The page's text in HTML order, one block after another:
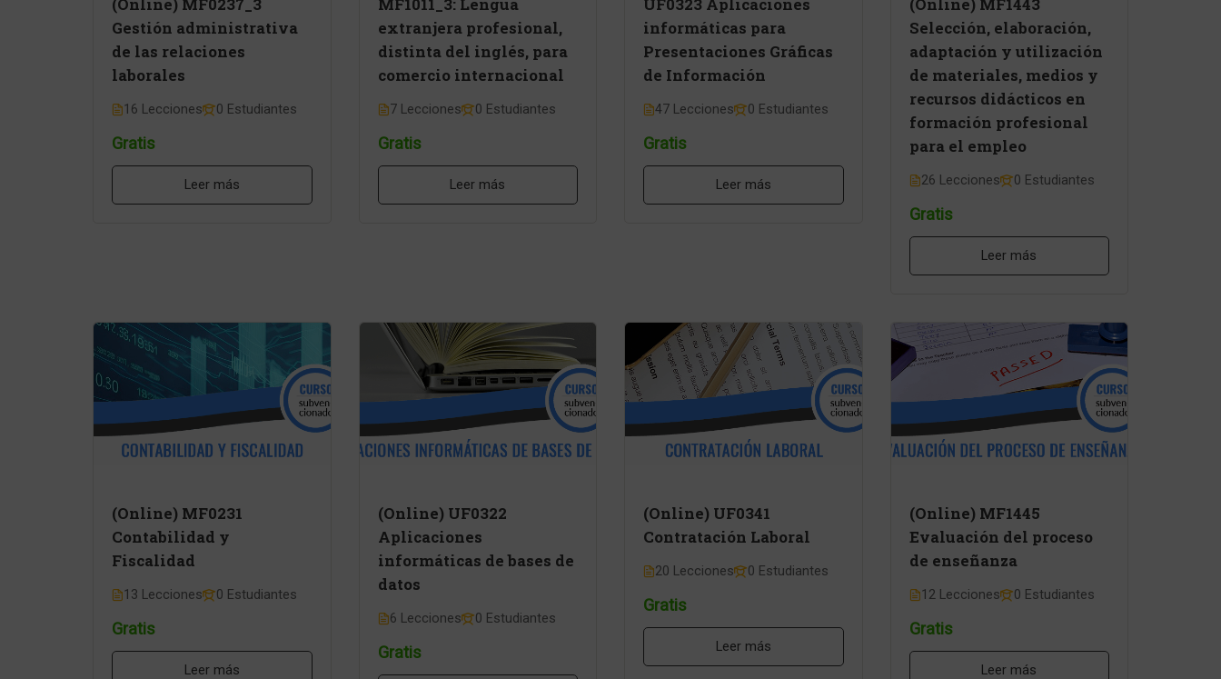
(Online) MF0237_3
Gestión administrativa
de las relaciones
laborales
16 Lecciones 0 Estudiantes
Gratis
Leer más
MF1011_3: Lengua
extranjera profesional,
distinta del inglés, para
comercio internacional
7 Lecciones 0 Estudiantes
Gratis
Leer más
UF0323 Aplicaciones
informáticas para
Presentaciones Gráficas
de Información
47 Lecciones 0 Estudiantes
Gratis
Leer más
(Online) MF1443
Selección, elaboración,
adaptación y utilización
de materiales, medios y
recursos didácticos en
formación profesional
para el empleo
26 Lecciones 0 Estudiantes
Gratis
Leer más
(Online) MF0231
Contabilidad y
Fiscalidad
13 Lecciones 0 Estudiantes
Gratis
Leer más
(Online) UF0322
Aplicaciones
informáticas de bases de
datos
6 Lecciones 0 Estudiantes
Gratis
(Online) UF0341
Contratación Laboral
20 Lecciones 0 Estudiantes
Gratis
Leer más
(Online) MF1445
Evaluación del proceso
de enseñanza
12 Lecciones 0 Estudiantes
Gratis
Leer más